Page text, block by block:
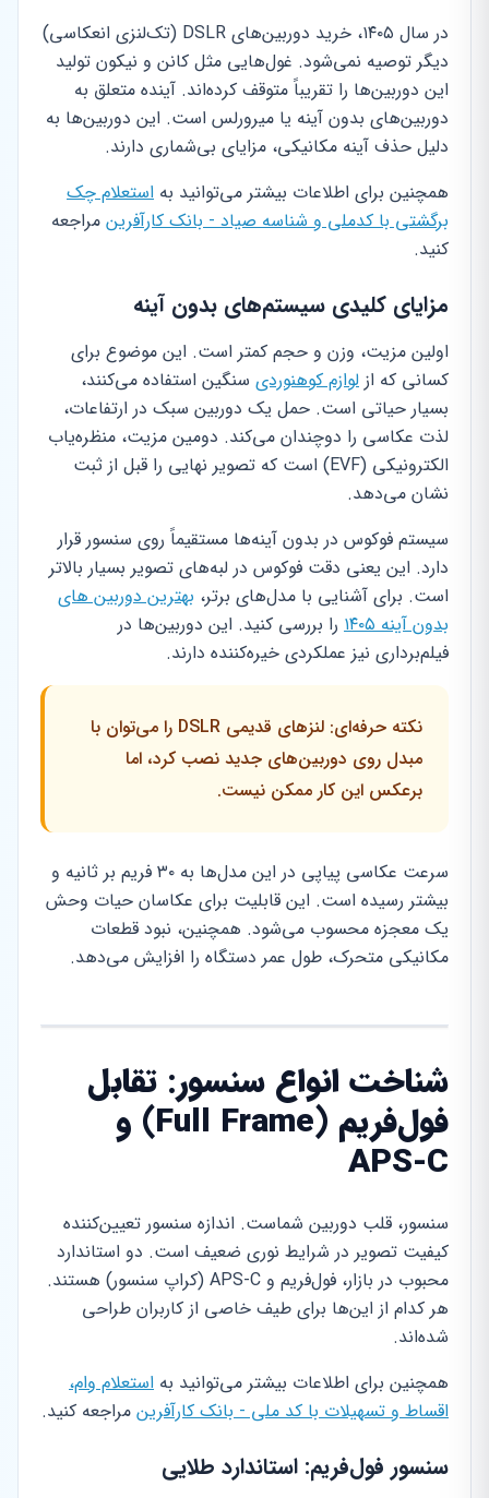
در سال ۱۴۰۵، خرید دوربین‌های DSLR (تک‌لنزی انعکاسی)
دیگر توصیه نمی‌شود. غول‌هایی مثل کانن و نیکون تولید
این دوربین‌ها را تقریباً متوقف کرده‌اند. آینده متعلق به
دوربین‌های بدون آینه یا میرورلس است. این دوربین‌ها به
دلیل حذف آینه مکانیکی، مزایای بی‌شماری دارند.
همچنین برای اطلاعات بیشتر می‌توانید به استعلام چک
برگشتی با کدملی و شناسه صیاد - بانک کارآفرین مراجعه
کنید.
مزایای کلیدی سیستم‌های بدون آینه
اولین مزیت، وزن و حجم کمتر است. این موضوع برای
کسانی که از لوازم کوهنوردی سنگین استفاده می‌کنند،
بسیار حیاتی است. حمل یک دوربین سبک در ارتفاعات،
لذت عکاسی را دوچندان می‌کند. دومین مزیت، منظره‌یاب
الکترونیکی (EVF) است که تصویر نهایی را قبل از ثبت
نشان می‌دهد.
سیستم فوکوس در بدون آینه‌ها مستقیماً روی سنسور قرار
دارد. این یعنی دقت فوکوس در لبه‌های تصویر بسیار بالاتر
است. برای آشنایی با مدل‌های برتر، بهترین دوربین های
بدون آینه ۱۴۰۵
را بررسی کنید. این دوربین‌ها در
فیلم‌برداری نیز عملکردی خیره‌کننده دارند.
نکته حرفه‌ای: لنزهای قدیمی DSLR را می‌توان با
مبدل روی دوربین‌های جدید نصب کرد، اما
برعکس این کار ممکن نیست.
سرعت عکاسی پیاپی در این مدل‌ها به ۳۰ فریم بر ثانیه و
بیشتر رسیده است. این قابلیت برای عکاسان حیات وحش
یک معجزه محسوب می‌شود. همچنین، نبود قطعات
مکانیکی متحرک، طول عمر دستگاه را افزایش می‌دهد.
شناخت انواع سنسور: تقابل
فول‌فریم (Full Frame) و
APS-C
سنسور، قلب دوربین شماست. اندازه سنسور تعیین‌کننده
کیفیت تصویر در شرایط نوری ضعیف است. دو استاندارد
محبوب در بازار، فول‌فریم و APS-C (کراپ سنسور) هستند.
هر کدام از این‌ها برای طیف خاصی از کاربران طراحی
شده‌اند.
همچنین برای اطلاعات بیشتر می‌توانید به استعلام وام،
اقساط و تسهیلات با کد ملی - بانک کارآفرین مراجعه کنید.
سنسور فول‌فریم: استاندارد طلایی